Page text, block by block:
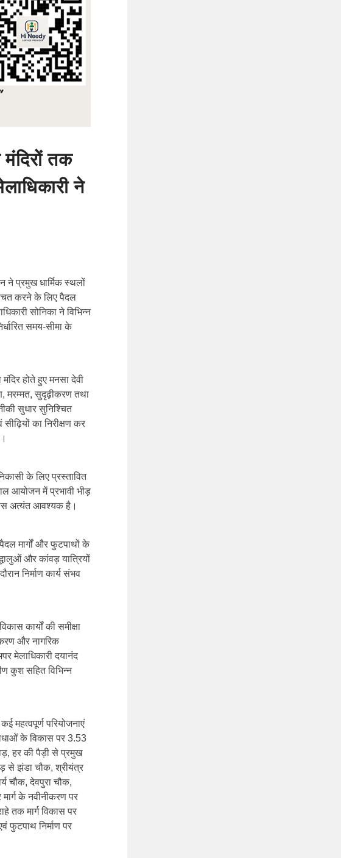
तक
ने
ने प्रमुख धार्मिक स्थलों
करने के लिए पैदल
सोनिका ने विभिन्न
समय-सीमा के
होते हुए मनसा देवी
मरम्मत, सुदृढ़ीकरण तथा
सुधार सुनिश्चित
का निरीक्षण कर
के लिए प्रस्तावित
आयोजन में प्रभावी भीड़
अत्यंत आवश्यक है।
मार्गों और फुटपाथों के
और कांवड़ यात्रियों
निर्माण कार्य संभव
कार्यों की समीक्षा
और नागरिक
मेलाधिकारी दयानंद
कुश सहित विभिन्न
महत्वपूर्ण परियोजनाएं
के विकास पर 3.53
हर की पैड़ी से प्रमुख
से झंडा चौक, श्रीयंत्र
चौक, देवपुरा चौक,
के नवीनीकरण पर
तक मार्ग विकास पर
फुटपाथ निर्माण पर